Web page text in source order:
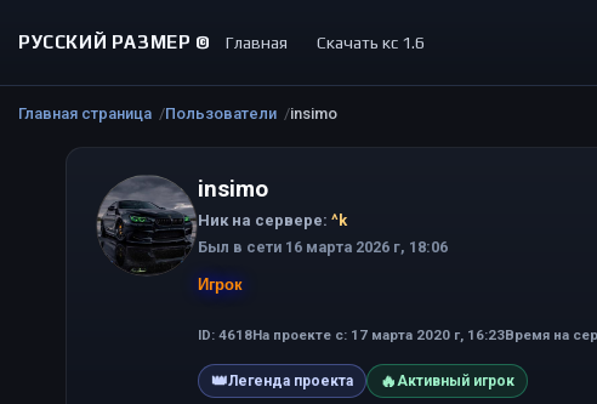
РУССКИЙ РАЗМЕР © Главная Скачать кс 1.6
Главная страница Пользователи insimo
insimo
Ник на сервере: ^k
Был в сети 16 марта 2026 г, 18:06
Игрок
ID: 4618На проекте с: 17 марта 2020 г, 16:23Время на
👑Легенда проекта 🔥Активный игрок